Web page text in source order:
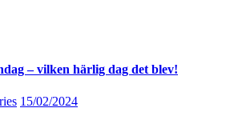
– vilken härlig dag det blev!
15/02/2024